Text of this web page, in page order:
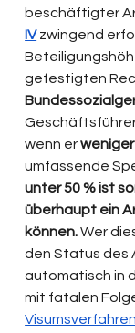
beschäftigter
IV zwingend
gefestigten
wenn er
umfassende
unter 50 % ist
überhaupt ein
können. Wer
den Status des
automatisch in
mit fatalen